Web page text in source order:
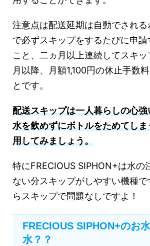
注意点は配送延期は自動でされ
で必ずスキップをするたびに申
こと、二ヵ月以上連続してスキ
月以降、月額1,100円の休止手数
とです。
配送スキップは一人暮らしの心
水を飲めずにボトルをためてしま
用してみましょう。
特にFRECIOUS SIPHON+は水の
ない分スキップがしやすい機種
らスキップで問題なしですよ！
FRECIOUS SIPHON+のお
水？？